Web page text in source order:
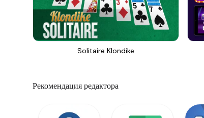
Solitaire Klondike
Рекомендация редактора